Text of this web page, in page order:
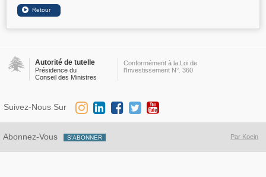
Autorité de tutelle
Présidence du
Conseil des Ministres
Conformément à la Loi de
l'Investissement N°. 360
Par Koein
Abonnez-Vous
Suivez-Nous Sur